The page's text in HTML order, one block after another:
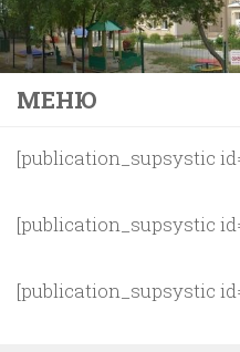
МЕНЮ
[publication_supsystic
[publication_supsystic
[publication_supsystic